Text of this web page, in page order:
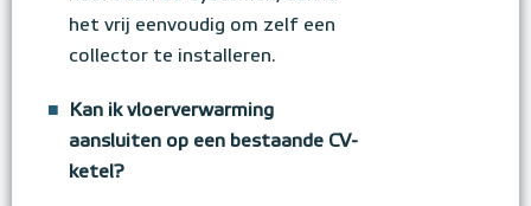
het vrij eenvoudig om zelf een
collector te installeren.
■
Kan ik vloerverwarming
aansluiten op een bestaande CV-
ketel?